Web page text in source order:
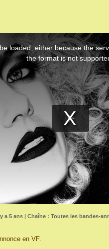
a 5 ans | Chaîne : Toutes les bandes-
en VF.